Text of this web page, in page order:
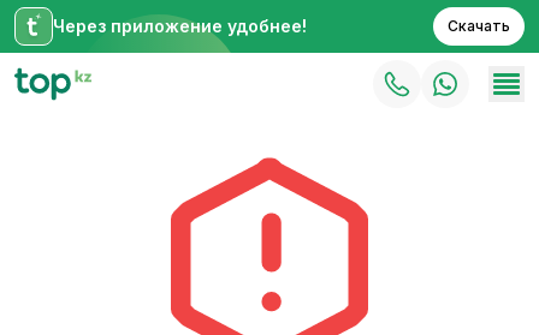
Через приложение удобнее! Скачать